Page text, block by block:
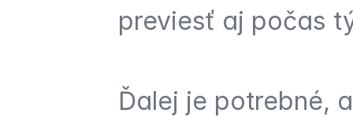
previesť aj počas
Ďalej je potrebné,